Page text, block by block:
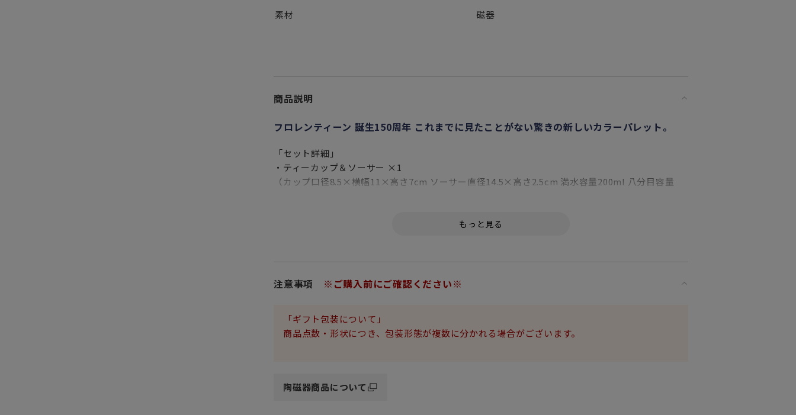
素材 磁器
商品説明
フロレンティーン 誕生150周年 これまでに見たことがない驚きの新しいカラーパレット。
「セット詳細」
・ティーカップ＆ソーサー ×1
（カップ口径8.5×横幅11×高さ7cm ソーサー直径14.5×高さ2.5cm 満水容量200ml 八分目容量
テーブルの上がより華やかになりいつものティータイムがもっと楽しくなります。
また、オブジェとしてトリオでディスプレイするとバランスが良くてさらに素敵です。
ウェッジウッドのアイコンであるフロレンティーン柄は
注意事項 ※ご購入前にご確認ください※
「ギフト包装について」
商品点数・形状につき、包装形態が複数に分かれる場合がございます。
陶磁器商品について